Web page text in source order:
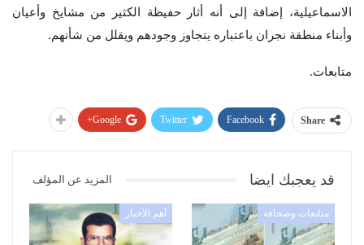
الاسماعيلية، إضافة إلى أنه أثار حفيظة الكثير من مشايخ وأعيان
وأبناء منطقة نجران باعتباره يتجاوز وجودهم ويقلل من شأنهم.
متابعات.
Share
Facebook
Twitter
Google+
قد يعجبك ايضا المزيد عن المؤلف
متابعات وصحافة أهم الأخبار